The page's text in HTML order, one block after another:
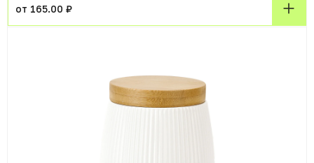
от 165.00 ₽